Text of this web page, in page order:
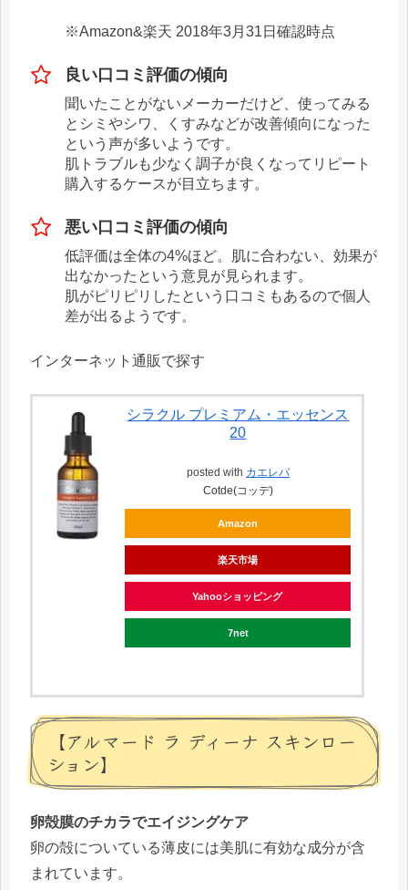
※Amazon&楽天 2018年3月31日確認時点
良い口コミ評価の傾向
聞いたことがないメーカーだけど、使ってみる
とシミやシワ、くすみなどが改善傾向になった
という声が多いようです。
肌トラブルも少なく調子が良くなってリピート
購入するケースが目立ちます。
悪い口コミ評価の傾向
低評価は全体の4%ほど。肌に合わない、効果が
出なかったという意見が見られます。
肌がピリピリしたという口コミもあるので個人
差が出るようです。
インターネット通販で探す
シラクル プレミアム・エッセンス
20
posted with カエレバ
Cotde(コッデ)
Amazon
楽天市場
Yahooショッピング
7net
【アルマード ラ ディーナ スキンロー
ション】
卵殻膜のチカラでエイジングケア
卵の殻についている薄皮には美肌に有効な成分が含
まれています。